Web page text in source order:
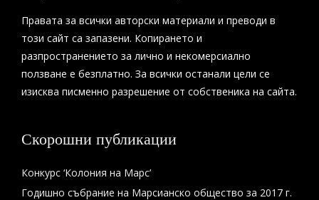
Правата за всички авторски материали и преводи в
този сайт са запазени. Копирането и
разпространението за лично и некомерсиално
ползване е безплатно. За всички останали цели се
изисква писменно разрешение от собственика на сайта.
Скорошни публикации
Конкурс ‘Колония на Марс’
Годишно събрание на Марсианско общество за 2017 г.